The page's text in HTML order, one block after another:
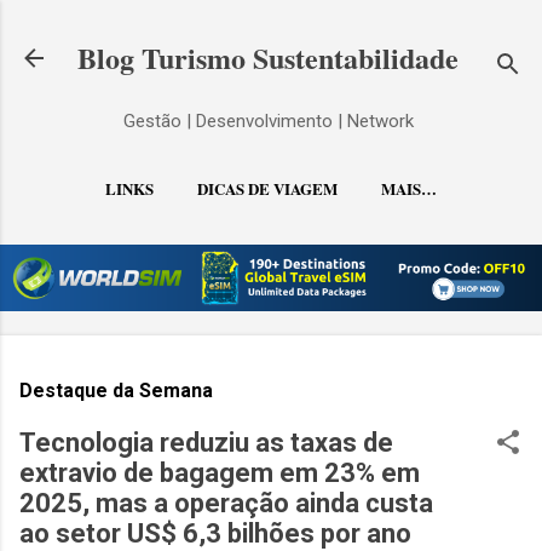
Blog Turismo Sustentabilidade
Gestão | Desenvolvimento | Network
LINKS DICAS DE VIAGEM MAIS…
CONTATO
Destaque da Semana
Tecnologia reduziu as taxas de
extravio de bagagem em 23% em
2025, mas a operação ainda custa
ao setor US$ 6,3 bilhões por ano